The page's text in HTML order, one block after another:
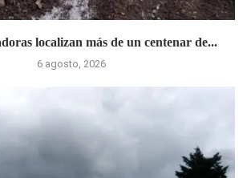
localizan más de un centenar de...
6 agosto, 2026